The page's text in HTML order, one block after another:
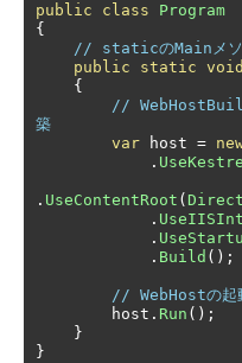
public class
Program
{
// staticのMainメソ
public
static void
{
//
築
var host =
.
. UseContentRoot (
.
.
. Build ();
// WebHostの起
        host
. Run ();
}
}